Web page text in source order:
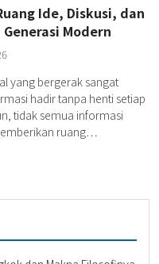
Ide, Diskusi, dan
Modern
yang bergerak sangat
hadir tanpa henti setiap
tidak semua informasi
ruang…